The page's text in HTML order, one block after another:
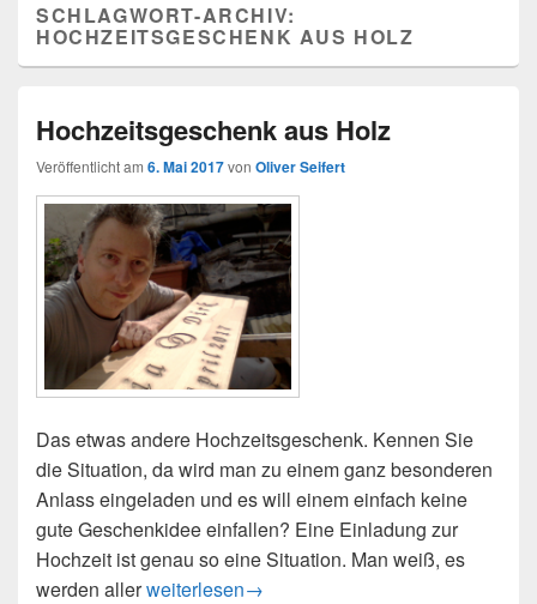
SCHLAGWORT-ARCHIV:
HOCHZEITSGESCHENK AUS HOLZ
Hochzeitsgeschenk aus Holz
Veröffentlicht am 6. Mai 2017von Oliver Seifert
Das etwas andere Hochzeitsgeschenk. Kennen Sie
die Situation, da wird man zu einem ganz besonderen
Anlass eingeladen und es will einem einfach keine
gute Geschenkidee einfallen? Eine Einladung zur
Hochzeit ist genau so eine Situation. Man weiß, es
werden allerHochzeitsgeschenk aus Holz
weiterlesen→